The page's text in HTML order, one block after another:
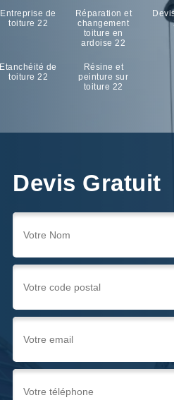
Entreprise de
toiture 22
Réparation et
changement
toiture en
ardoise 22
Etanchéité de
toiture 22
Résine et
peinture sur
toiture 22
Devis Gratuit